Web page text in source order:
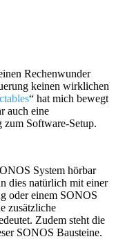
Rechenwunder
keinen wirklichen
“ hat mich bewegt
auch eine
zum Software-Setup.
System hörbar
dies natürlich mit einer
oder einem SONOS
zusätzliche
Zudem steht die
SONOS Bausteine.